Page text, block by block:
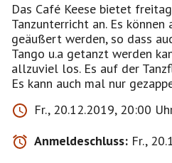
Das Café Keese bietet
Tanzunterricht an. Es können
geäußert werden, so dass
Tango u.a getanzt werden
allzuviel los. Es auf der
Es kann auch mal nur
Fr., 20.12.2019, 20:00
Anmeldeschluss: Fr.,